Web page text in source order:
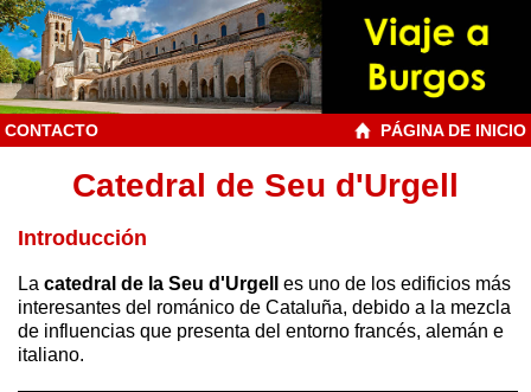
CONTACTO PÁGINA DE INICIO
Catedral de Seu d'Urgell
Introducción
La catedral de la Seu d'Urgell
es uno de los edificios más
interesantes del románico de Cataluña, debido a la mezcla
de influencias que presenta del entorno francés, alemán e
italiano.